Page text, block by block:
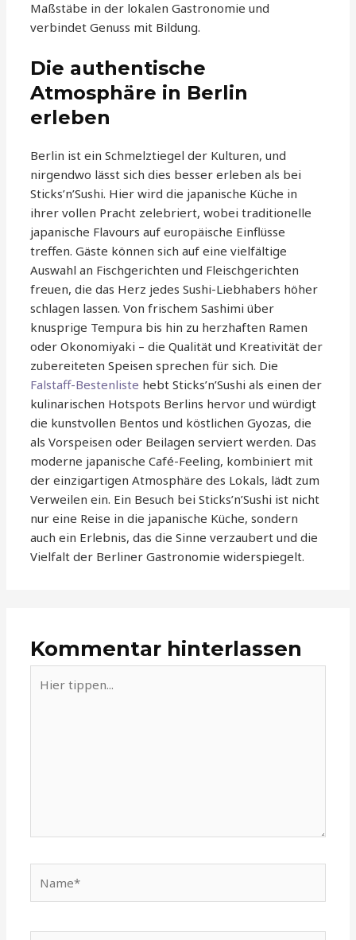
Maßstäbe in der lokalen Gastronomie und
verbindet Genuss mit Bildung.
Die authentische
Atmosphäre in Berlin
erleben
Berlin ist ein Schmelztiegel der Kulturen, und
nirgendwo lässt sich dies besser erleben als bei
Sticks’n’Sushi. Hier wird die japanische Küche in
ihrer vollen Pracht zelebriert, wobei traditionelle
japanische Flavours auf europäische Einflüsse
treffen. Gäste können sich auf eine vielfältige
Auswahl an Fischgerichten und Fleischgerichten
freuen, die das Herz jedes Sushi-Liebhabers höher
schlagen lassen. Von frischem Sashimi über
knusprige Tempura bis hin zu herzhaften Ramen
oder Okonomiyaki – die Qualität und Kreativität der
zubereiteten Speisen sprechen für sich. Die
Falstaff-Bestenliste hebt Sticks’n’Sushi als einen der
kulinarischen Hotspots Berlins hervor und würdigt
die kunstvollen Bentos und köstlichen Gyozas, die
als Vorspeisen oder Beilagen serviert werden. Das
moderne japanische Café-Feeling, kombiniert mit
der einzigartigen Atmosphäre des Lokals, lädt zum
Verweilen ein. Ein Besuch bei Sticks’n’Sushi ist nicht
nur eine Reise in die japanische Küche, sondern
auch ein Erlebnis, das die Sinne verzaubert und die
Vielfalt der Berliner Gastronomie widerspiegelt.
Kommentar hinterlassen
tippen...